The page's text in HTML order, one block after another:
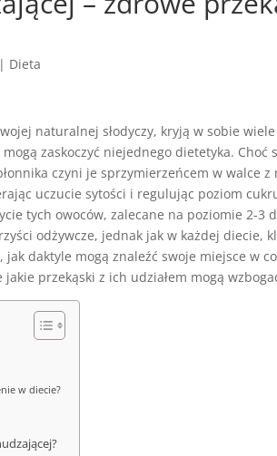
| Dieta
naturalnej słodyczy, kryją w sobie
zaskoczyć niejednego dietetyka. Choć
czyni je sprzymierzeńcem w walce
uczucie sytości i regulując poziom
tych owoców, zalecane na poziomie 2-3
odżywcze, jednak jak w każdej diecie,
jak daktyle mogą znaleźć swoje miejsce w
przekąski z ich udziałem mogą
w diecie?